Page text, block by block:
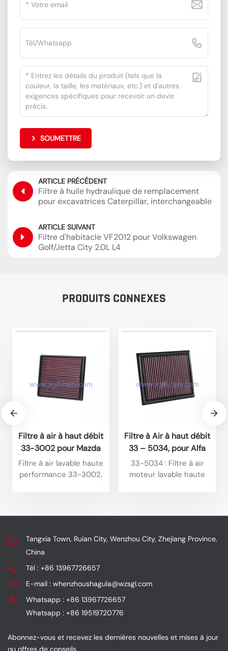
SOUMETTRE
ARTICLE PRÉCÉDENT
Filtre à huile hydraulique de remplacement
pour excavatrices Caterpillar, interchangeable
ARTICLE SUIVANT
Filtre d'habitacle VF2012 pour Volkswagen
Golf/Jetta City 2.0L L4
PRODUITS CONNEXES
Filtre à air à haut débit
33-3002 pour Mazda
BT50 3.0L L4 Diesel
(2025) et Isuzu D-Max
Filtre à air lavable haute
performance 33-3002,
réutilisable et a une
en optimisant la
puissance et en
assurant une filtration
Filtre à Air à haut débit
33 – 5034, pour Alfa
Romeo Tonale 1,6 l L4
Diesel 2025, Alfa
33-5034 : Filtre à air
moteur lavable haute
modèles Jeep. Ses
son débit élevé, sa
amélioration des
Tangxia Town, Ruian City, Wenzhou City, Zhejiang Province,
China
Tél : +86 13967726657
E-mail : whenzhoushagula@wzsgl.com
Whatsapp : +86 13967726657
Whatsapp : +86 19519720776
Abonnez-vous et recevez les dernières nouvelles et mises à jour